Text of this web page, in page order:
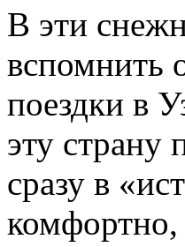
В эти
вспомнить
поездки в
эту страну
сразу в
комфортно,